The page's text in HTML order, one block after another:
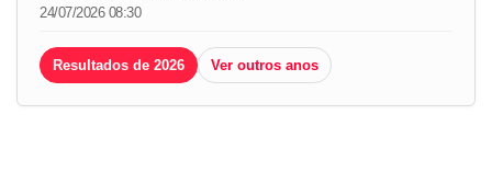
24/07/2026 08:30
Resultados de 2026 Ver outros anos